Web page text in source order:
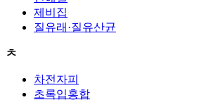
제비집
질유래·질유산균
ㅊ
차전자피
초록입홍합